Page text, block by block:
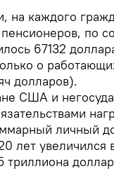
на каждого
по
67132
о
долларов).
США и
личный
лет увеличился
триллиона